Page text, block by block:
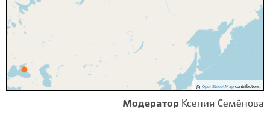
© OpenStreetMapcontributors.
Модератор Ксения Семёнова